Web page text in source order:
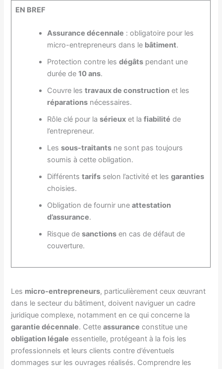
EN BREF
Assurance décennale : obligatoire pour les
micro-entrepreneurs dans le bâtiment.
Protection contre les dégâtspendant une
durée de 10 ans.
Couvre les travaux de constructionet les
réparationsnécessaires.
Rôle clé pour la sérieuxet la fiabilité de
l’entrepreneur.
Les sous-traitantsne sont pas toujours
soumis à cette obligation.
Différents tarifsselon l’activité et les garanties
choisies.
Obligation de fournir une attestation
d’assurance.
Risque de sanctionsen cas de défaut de
couverture.
Les micro-entrepreneurs, particulièrement ceux œuvrant
dans le secteur du bâtiment, doivent naviguer un cadre
juridique complexe, notamment en ce qui concerne la
garantie décennale. Cetteassurance constitue une
obligation légale essentielle, protégeant à la fois les
professionnels et leurs clients contre d’éventuels
dommages sur les ouvrages réalisés. Comprendre les